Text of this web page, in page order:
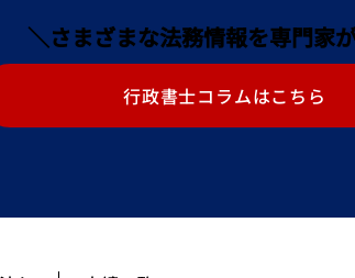
行政書士コラムはこちら
＼さまざまな法務情報を専門家